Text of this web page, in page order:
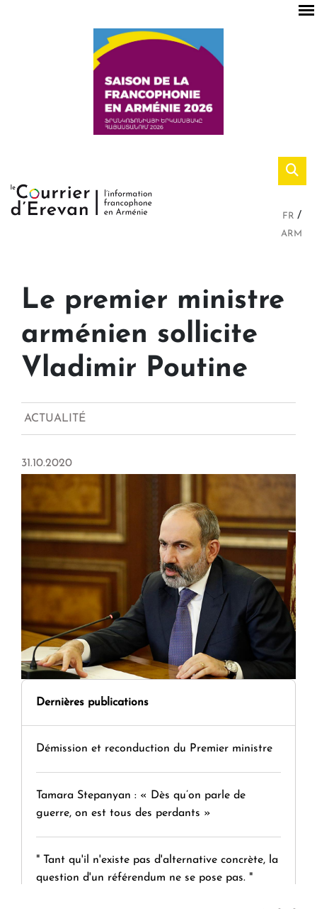
FR
ARM
Le premier ministre
arménien sollicite
Vladimir Poutine
ACTUALITÉ
31.10.2020
Dernières publications
Démission et reconduction du Premier ministre
Tamara Stepanyan : « Dès qu’on parle de
guerre, on est tous des perdants »
" Tant qu'il n'existe pas d'alternative concrète, la
question d'un référendum ne se pose pas. "